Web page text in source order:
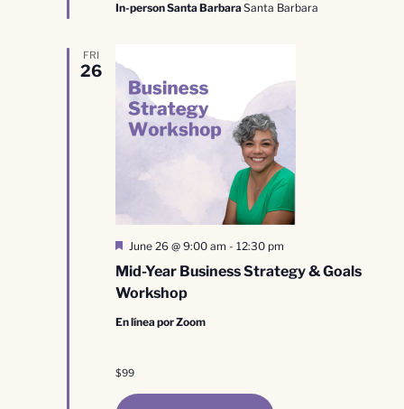
In-person Santa Barbara Santa Barbara
FRI
26
Mid-Year Business Strategy & Goals
Workshop
Destacado
June 26 @ 9:00 am - 12:30 pm
En línea por Zoom
$99